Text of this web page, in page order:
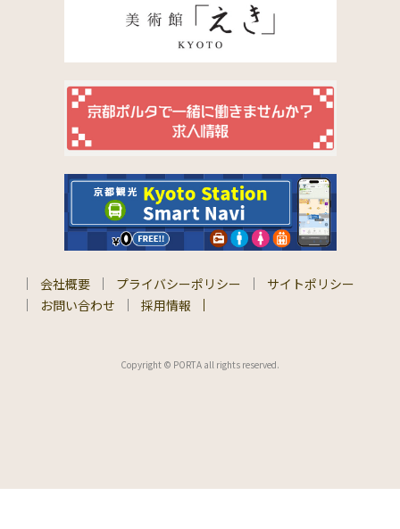
会社概要 プライバシーポリシー
サイトポリシー
お問い合わせ
採用情報
Copyright © PORTA all rights reserved.